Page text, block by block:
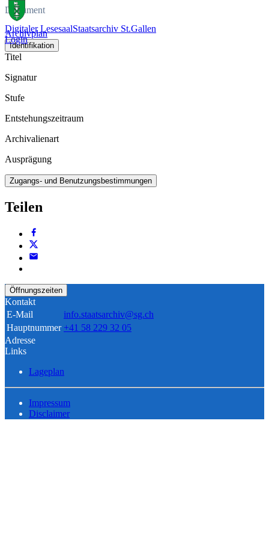
Digitaler LesesaalStaatsarchiv St.Gallen
Login
Dokument
Archivplan
Identifikation
Titel
Signatur
Stufe
Entstehungszeitraum
Archivalienart
Ausprägung
Zugangs- und Benutzungsbestimmungen
Teilen
Öffnungszeiten
Kontakt
E-Mail
info.staatsarchiv@sg.ch
Hauptnummer +41 58 229 32 05
Adresse
Links
Lageplan
Impressum
Disclaimer